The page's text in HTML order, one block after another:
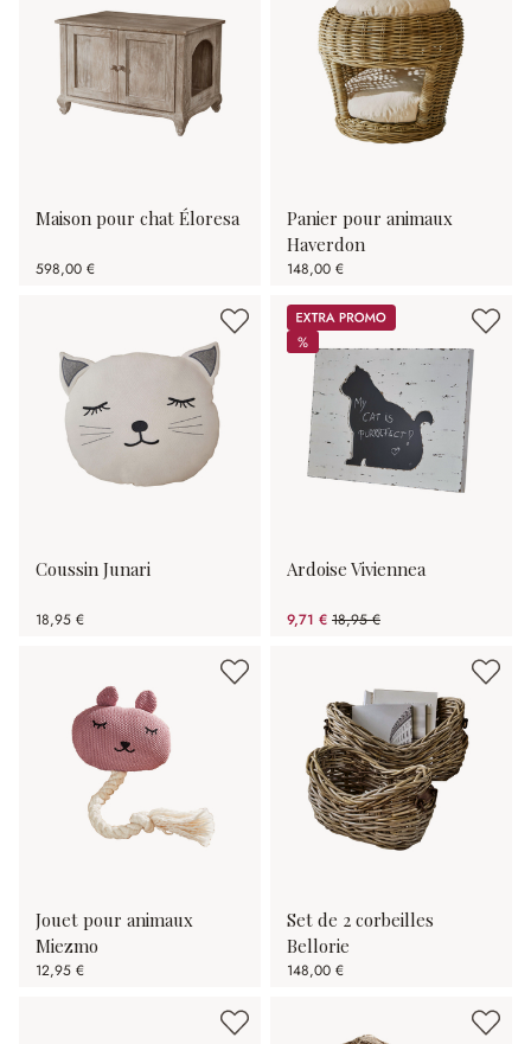
Maison pour chat Éloresa
598,00 €
Panier pour animaux
Haverdon
148,00 €
Coussin Junari
18,95 €
Promos
%
%
Ardoise Viviennea
9,71 € 18,95 €
(48.76%spared)
Jouet pour animaux
Miezmo
12,95 €
Set de 2 corbeilles
Bellorie
148,00 €